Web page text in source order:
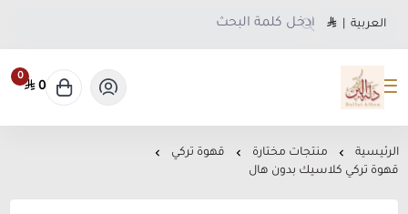
العربية
متجر دلة البن
0
0
الرئيسية منتجات مختارة
قهوة تركي
قهوة تركي كلاسيك بدون هال